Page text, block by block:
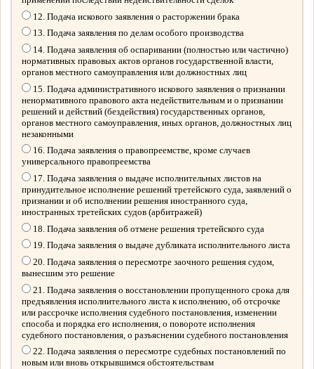
12. Подача искового заявления о расторжении брака
13. Подача заявления по делам особого производства
14. Подача заявления об оспаривании (полностью или частично)
нормативных правовых актов органов государственной власти,
органов местного самоуправления или должностных лиц
15. Подача административного искового заявления о признании
ненормативного правового акта недействительным и о признании
решений и действий (бездействия) государственных органов,
органов местного самоуправления, иных органов, должностных лиц
незаконными
16. Подача заявления о правопреемстве, кроме случаев
универсального правопреемства
17. Подача заявления о выдаче исполнительных листов на
принудительное исполнение решений третейского суда, заявлений о
признании и об исполнении решения иностранного суда,
иностранных третейских судов (арбитражей)
18. Подача заявления об отмене решения третейского суда
19. Подача заявления о выдаче дубликата исполнительного листа
20. Подача заявления о пересмотре заочного решения судом,
вынесшим это решение
21. Подача заявления о восстановлении пропущенного срока для
предъявления исполнительного листа к исполнению, об отсрочке
или рассрочке исполнения судебного постановления, изменении
способа и порядка его исполнения, о повороте исполнения
судебного постановления, о разъяснении судебного постановления
22. Подача заявления о пересмотре судебных постановлений по
новым или вновь открывшимся обстоятельствам